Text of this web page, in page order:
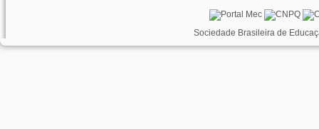
Sociedade Brasileira de